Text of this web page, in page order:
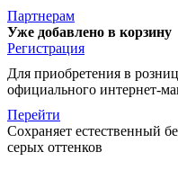
Партнерам
Уже добавлено в корзину
Регистрация
Для приобретения в
официального интернет-
Перейти
Сохраняет естественный
серых оттенков